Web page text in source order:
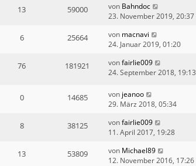
13 59000 von Bahndoc
23. November 2019, 20:37
6 25664 von macnavi
24. Januar 2019, 01:20
76 181921 vonfairlie009
24. September 2018, 19:13
0 14685 von jeanoo
29. März 2018, 05:34
8 38125 vonfairlie009
11. April 2017, 19:28
13 53809 von Michael89
12. November 2016, 17:26